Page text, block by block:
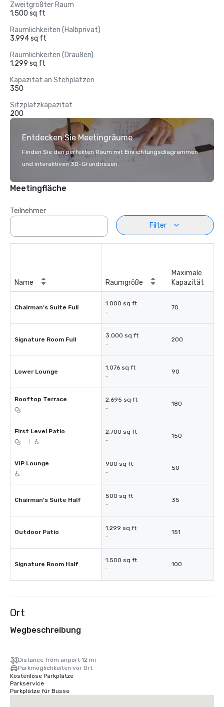
Zweitgrößter Raum
1.500 sq ft
Räumlichkeiten (Halbprivat)
3.994 sq ft
Räumlichkeiten (Draußen)
1.299 sq ft
Kapazität an Stehplätzen
350
Sitzplatzkapazität
200
Entdecken Sie Meetingräume
Finden Sie den perfekten Raum mit Einrichtungsdiagrammen
und interaktiven 3D-Grundrissen.
Meetingfläche
Teilnehmer
Filter
Name Raumgröße
Maximale
Kapazität
Chairman’s Suite Full
1.000 sq ft
-
70
Signature Room Full
3.000 sq ft
-
200
Lower Lounge
1.076 sq ft
-
90
Rooftop Terrace 2.695 sq ft
-
180
First Level Patio 2.700 sq ft
-
150
VIP Lounge 900 sq ft
-
50
Chairman’s Suite Half
500 sq ft
-
35
Outdoor Patio
1.299 sq ft
-
151
Signature Room Half
1.500 sq ft
-
100
Ort
Wegbeschreibung
Distance from airport 12 mi
Parkmöglichkeiten vor Ort
Kostenlose Parkplätze
Parkservice
Parkplätze für Busse